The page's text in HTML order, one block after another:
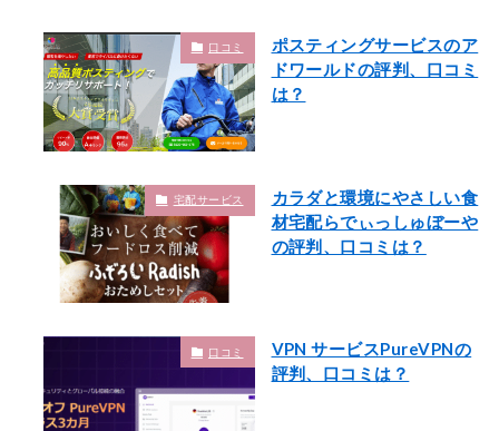
口コミ
ポスティングサービスのア
ドワールドの評判、口コミ
は？
宅配サービス
カラダと環境にやさしい食
材宅配らでぃっしゅぼーや
の評判、口コミは？
口コミ
VPN サービスPureVPNの
評判、口コミは？